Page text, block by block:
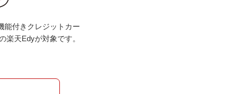
能付きクレジットカー
楽天Edyが対象です。